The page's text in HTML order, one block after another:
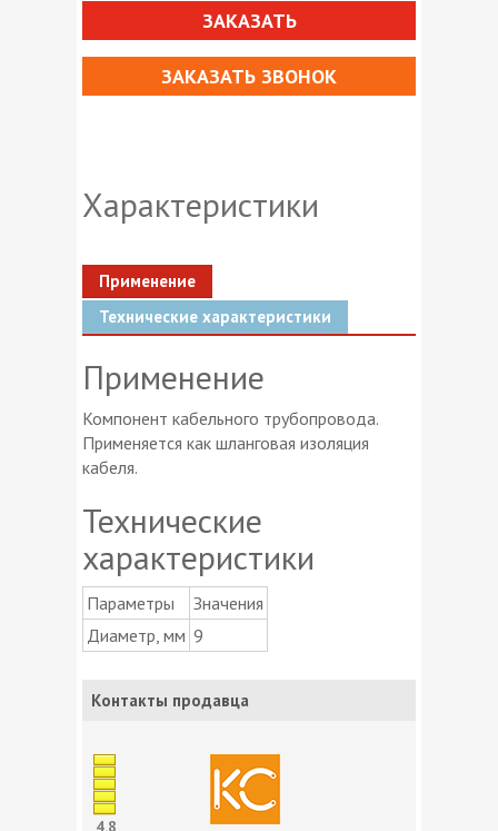
ЗАКАЗАТЬ
ЗАКАЗАТЬ ЗВОНОК
Характеристики
Применение
Технические характеристики
Применение
Компонент кабельного трубопровода.
Применяется как шланговая изоляция
кабеля.
Технические
характеристики
Параметры
Значения
Диаметр, мм 9
Контакты продавца
4.8